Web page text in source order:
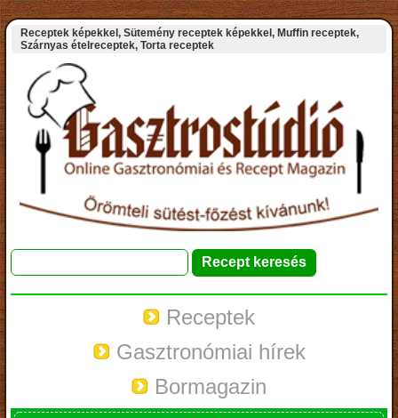
Receptek képekkel, Sütemény receptek képekkel, Muffin receptek,
Szárnyas ételreceptek, Torta receptek
Receptek
Gasztronómiai hírek
Bormagazin